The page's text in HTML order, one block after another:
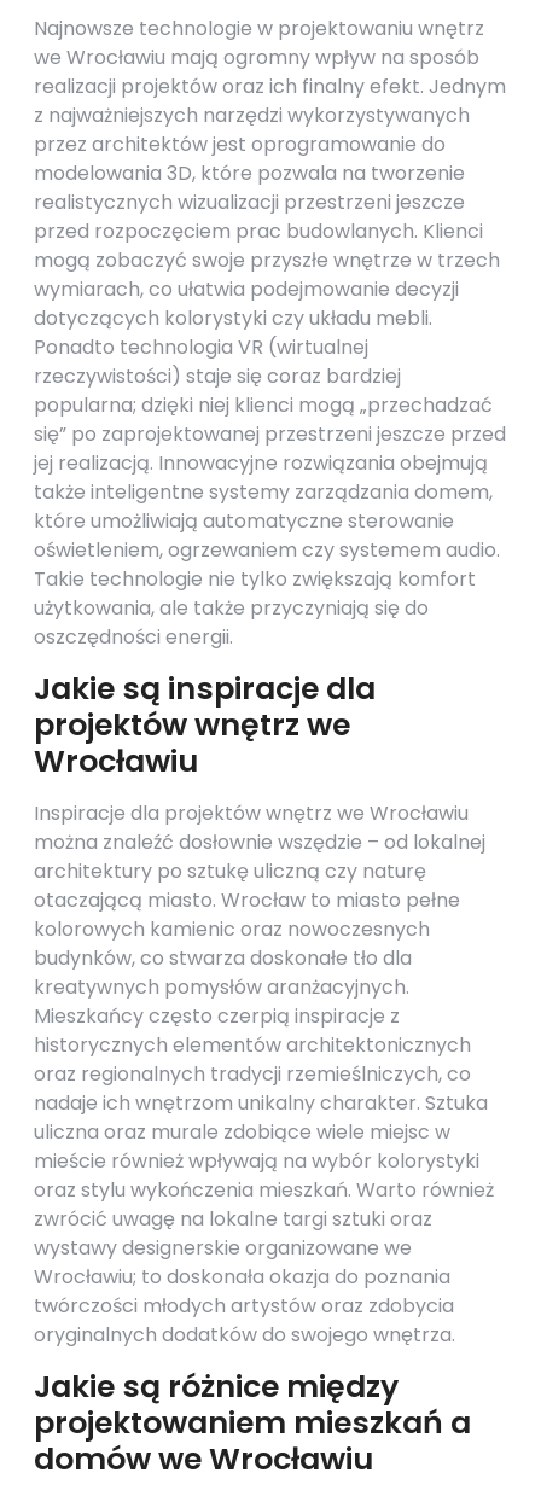
Najnowsze technologie w projektowaniu wnętrz
we Wrocławiu mają ogromny wpływ na sposób
realizacji projektów oraz ich finalny efekt. Jednym
z najważniejszych narzędzi wykorzystywanych
przez architektów jest oprogramowanie do
modelowania 3D, które pozwala na tworzenie
realistycznych wizualizacji przestrzeni jeszcze
przed rozpoczęciem prac budowlanych. Klienci
mogą zobaczyć swoje przyszłe wnętrze w trzech
wymiarach, co ułatwia podejmowanie decyzji
dotyczących kolorystyki czy układu mebli.
Ponadto technologia VR (wirtualnej
rzeczywistości) staje się coraz bardziej
popularna; dzięki niej klienci mogą „przechadzać
się” po zaprojektowanej przestrzeni jeszcze przed
jej realizacją. Innowacyjne rozwiązania obejmują
także inteligentne systemy zarządzania domem,
które umożliwiają automatyczne sterowanie
oświetleniem, ogrzewaniem czy systemem audio.
Takie technologie nie tylko zwiększają komfort
użytkowania, ale także przyczyniają się do
oszczędności energii.
Jakie są inspiracje dla
projektów wnętrz we
Wrocławiu
Inspiracje dla projektów wnętrz we Wrocławiu
można znaleźć dosłownie wszędzie – od lokalnej
architektury po sztukę uliczną czy naturę
otaczającą miasto. Wrocław to miasto pełne
kolorowych kamienic oraz nowoczesnych
budynków, co stwarza doskonałe tło dla
kreatywnych pomysłów aranżacyjnych.
Mieszkańcy często czerpią inspiracje z
historycznych elementów architektonicznych
oraz regionalnych tradycji rzemieślniczych, co
nadaje ich wnętrzom unikalny charakter. Sztuka
uliczna oraz murale zdobiące wiele miejsc w
mieście również wpływają na wybór kolorystyki
oraz stylu wykończenia mieszkań. Warto również
zwrócić uwagę na lokalne targi sztuki oraz
wystawy designerskie organizowane we
Wrocławiu; to doskonała okazja do poznania
twórczości młodych artystów oraz zdobycia
oryginalnych dodatków do swojego wnętrza.
Jakie są różnice między
projektowaniem mieszkań a
domów we Wrocławiu